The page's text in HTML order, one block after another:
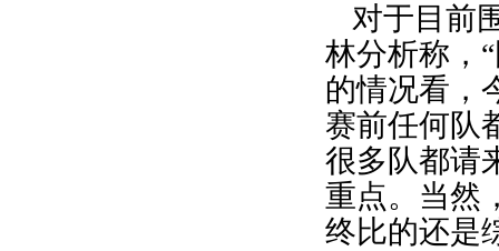
对于目前
林分析称，
的情况看，
赛前任何队
很多队都请
重点。当然
终比的还是